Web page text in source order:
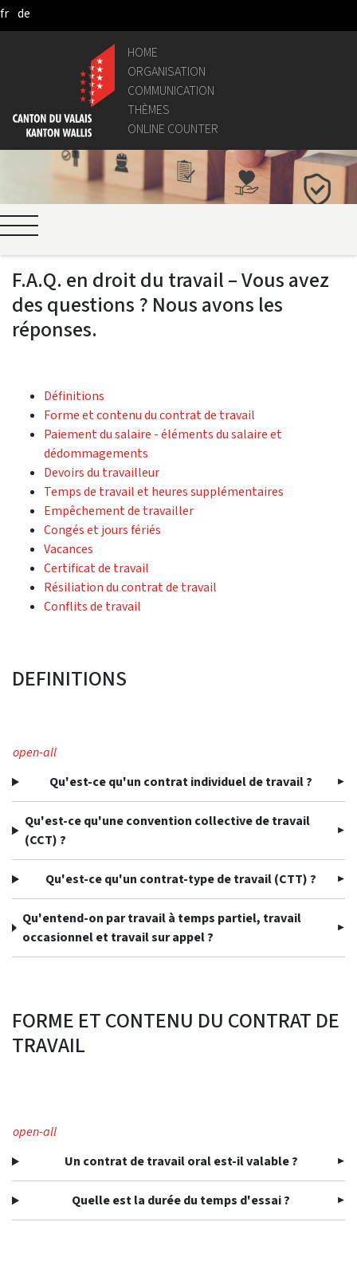
Skip to Main Content
fr de
HOME
ORGANISATION
COMMUNICATION
THÈMES
ONLINE COUNTER
F.A.Q. en droit du travail – Vous avez
des questions ? Nous avons les
réponses.
Définitions
Forme et contenu du contrat de travail
Paiement du salaire - éléments du salaire et
dédommagements
Devoirs du travailleur
Temps de travail et heures supplémentaires
Empêchement de travailler
Congés et jours fériés
Vacances
Certificat de travail
Résiliation du contrat de travail
Conflits de travail
DEFINITIONS
open-all
Qu'est-ce qu'un contrat individuel de travail ?
Qu'est-ce qu'une convention collective de travail
(CCT) ?
Qu'est-ce qu'un contrat-type de travail (CTT) ?
Qu'entend-on par travail à temps partiel, travail
occasionnel et travail sur appel ?
FORME ET CONTENU DU CONTRAT DE
TRAVAIL
open-all
Un contrat de travail oral est-il valable ?
Quelle est la durée du temps d'essai ?